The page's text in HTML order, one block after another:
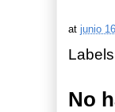
atjunio
No